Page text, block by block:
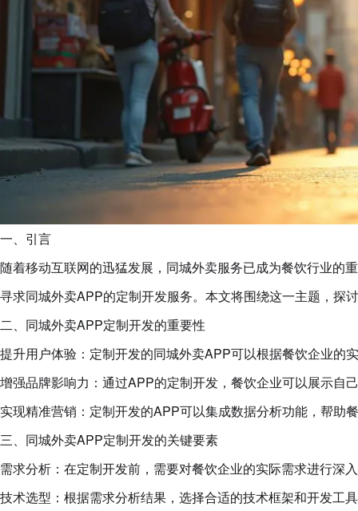
一、引言
随着移动互联网的迅猛发展，同城外卖服务已成为餐饮行业的
寻求同城外卖APP的定制开发服务。本文将围绕这一主题，探
二、同城外卖APP定制开发的重要性
提升用户体验：定制开发的同城外卖APP可以根据餐饮企业的
增强品牌影响力：通过APP的定制开发，餐饮企业可以展示自
实现精准营销：定制开发的APP可以集成数据分析功能，帮助
三、同城外卖APP定制开发的关键要素
需求分析：在定制开发前，需要对餐饮企业的实际需求进行深
技术选型：根据需求分析结果，选择合适的技术框架和开发工